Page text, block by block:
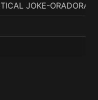
JOKE-ORADORA-